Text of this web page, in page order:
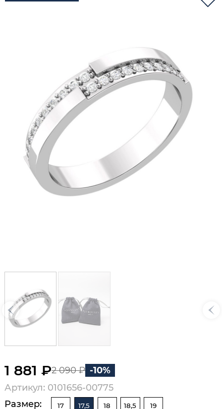
1 881 ₽2 090 ₽ -10%
Артикул: 0101656-00775
Размер:
17 17,5 18 18,5 19